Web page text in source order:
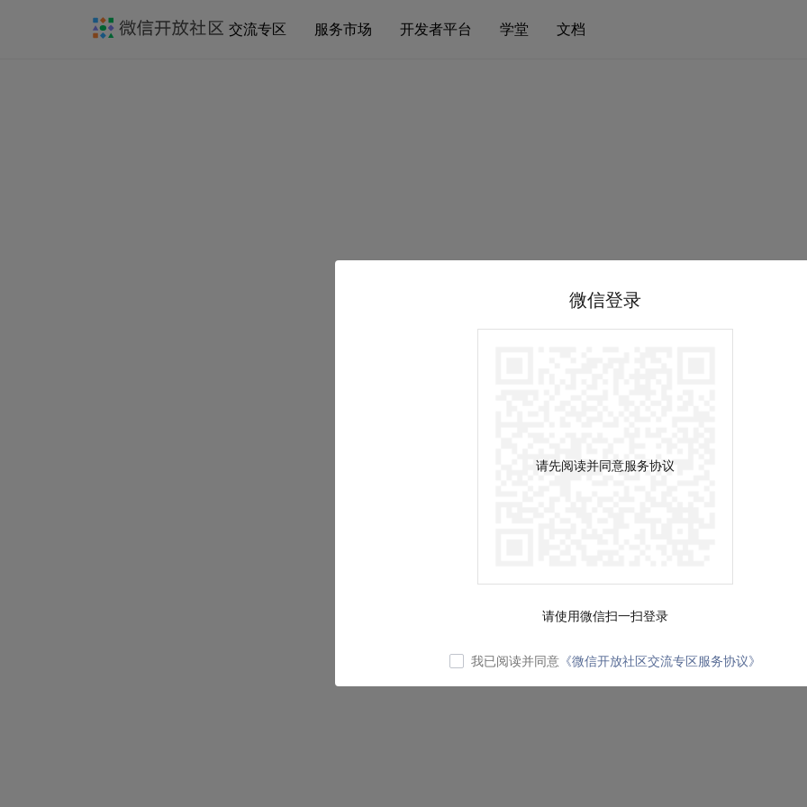
交流专区 服务市场 开发者平台 学堂 文档
微信登录
请先阅读并同意服务协议
请使用微信扫一扫登录
我已阅读并同意 《微信开放社区交流专区服务协议》